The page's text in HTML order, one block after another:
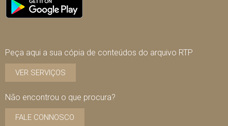
Peça aqui a sua cópia de conteúdos do arquivo RTP
VER SERVIÇOS
Não encontrou o que procura?
FALE CONNOSCO